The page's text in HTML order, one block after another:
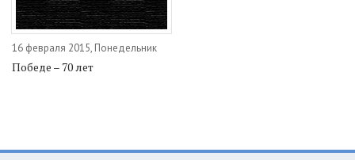
16 февраля 2015, Понедельник
Победе – 70 лет